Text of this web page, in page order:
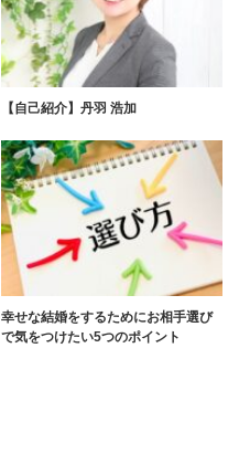
【自己紹介】丹羽 浩加
幸せな結婚をするためにお相手選び
で気をつけたい5つのポイント